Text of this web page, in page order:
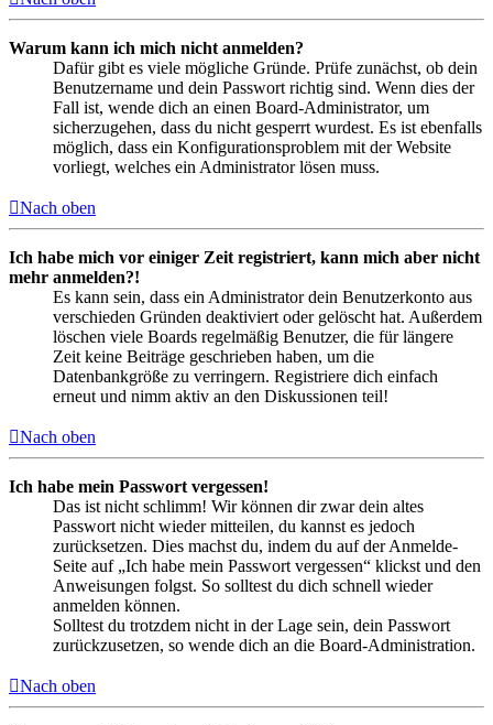
Warum kann ich mich nicht anmelden?
Dafür gibt es viele mögliche Gründe. Prüfe zunächst, ob dein
Benutzername und dein Passwort richtig sind. Wenn dies der
Fall ist, wende dich an einen Board-Administrator, um
sicherzugehen, dass du nicht gesperrt wurdest. Es ist ebenfalls
möglich, dass ein Konfigurationsproblem mit der Website
vorliegt, welches ein Administrator lösen muss.
Nach oben
Ich habe mich vor einiger Zeit registriert, kann mich aber nicht
mehr anmelden?!
Es kann sein, dass ein Administrator dein Benutzerkonto aus
verschieden Gründen deaktiviert oder gelöscht hat. Außerdem
löschen viele Boards regelmäßig Benutzer, die für längere
Zeit keine Beiträge geschrieben haben, um die
Datenbankgröße zu verringern. Registriere dich einfach
erneut und nimm aktiv an den Diskussionen teil!
Nach oben
Ich habe mein Passwort vergessen!
Das ist nicht schlimm! Wir können dir zwar dein altes
Passwort nicht wieder mitteilen, du kannst es jedoch
zurücksetzen. Dies machst du, indem du auf der Anmelde-
Seite auf „Ich habe mein Passwort vergessen“ klickst und den
Anweisungen folgst. So solltest du dich schnell wieder
anmelden können.
Solltest du trotzdem nicht in der Lage sein, dein Passwort
zurückzusetzen, so wende dich an die Board-Administration.
Nach oben